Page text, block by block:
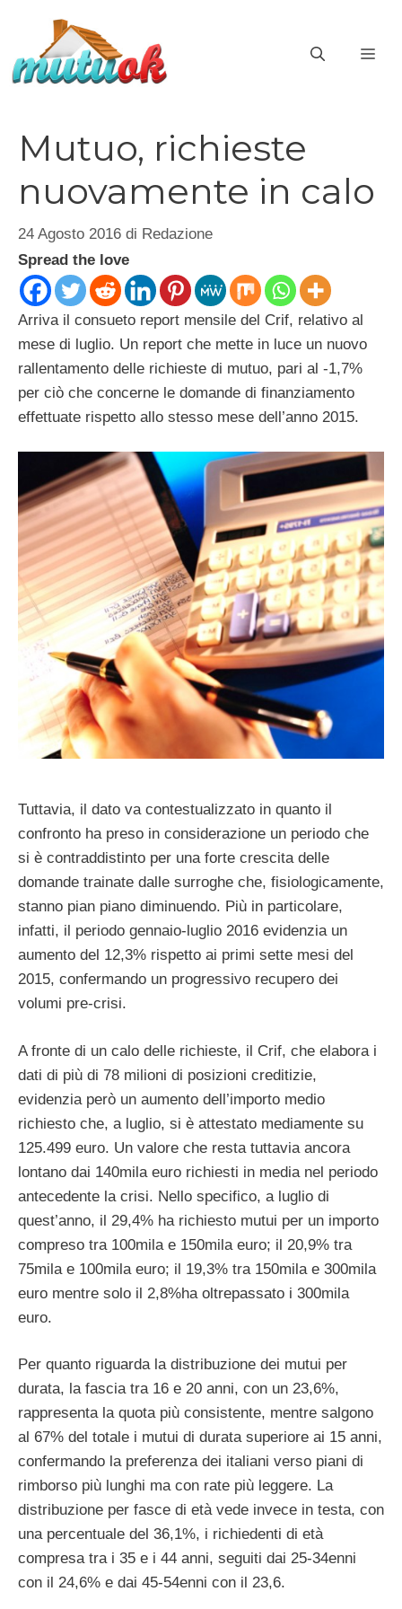
contenuto
Mutuo, richieste
nuovamente in calo
24 Agosto 2016 di Redazione
Spread the love
Arriva il consueto report mensile del Crif, relativo al
mese di luglio. Un report che mette in luce un nuovo
rallentamento delle richieste di mutuo, pari al -1,7%
per ciò che concerne le domande di finanziamento
effettuate rispetto allo stesso mese dell’anno 2015.
Tuttavia, il dato va contestualizzato in quanto il
confronto ha preso in considerazione un periodo che
si è contraddistinto per una forte crescita delle
domande trainate dalle surroghe che, fisiologicamente,
stanno pian piano diminuendo. Più in particolare,
infatti, il periodo gennaio-luglio 2016 evidenzia un
aumento del 12,3% rispetto ai primi sette mesi del
2015, confermando un progressivo recupero dei
volumi pre-crisi.
A fronte di un calo delle richieste, il Crif, che elabora i
dati di più di 78 milioni di posizioni creditizie,
evidenzia però un aumento dell’importo medio
richiesto che, a luglio, si è attestato mediamente su
125.499 euro. Un valore che resta tuttavia ancora
lontano dai 140mila euro richiesti in media nel periodo
antecedente la crisi. Nello specifico, a luglio di
quest’anno, il 29,4% ha richiesto mutui per un importo
compreso tra 100mila e 150mila euro; il 20,9% tra
75mila e 100mila euro; il 19,3% tra 150mila e 300mila
euro mentre solo il 2,8%ha oltrepassato i 300mila
euro.
Per quanto riguarda la distribuzione dei mutui per
durata, la fascia tra 16 e 20 anni, con un 23,6%,
rappresenta la quota più consistente, mentre salgono
al 67% del totale i mutui di durata superiore ai 15 anni,
confermando la preferenza dei italiani verso piani di
rimborso più lunghi ma con rate più leggere. La
distribuzione per fasce di età vede invece in testa, con
una percentuale del 36,1%, i richiedenti di età
compresa tra i 35 e i 44 anni, seguiti dai 25-34enni
con il 24,6% e dai 45-54enni con il 23,6.